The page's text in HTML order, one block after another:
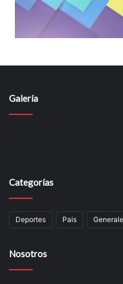
Galería
Categorías
Deportes Pais
Nosotros